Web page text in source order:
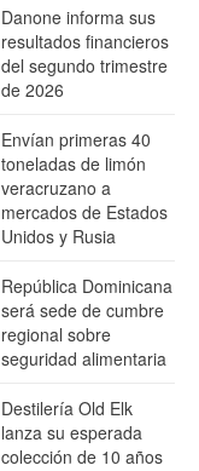
Danone informa sus
resultados financieros
del segundo trimestre
de 2026
Envían primeras 40
toneladas de limón
veracruzano a
mercados de Estados
Unidos y Rusia
República Dominicana
será sede de cumbre
regional sobre
seguridad alimentaria
Destilería Old Elk
lanza su esperada
colección de 10 años